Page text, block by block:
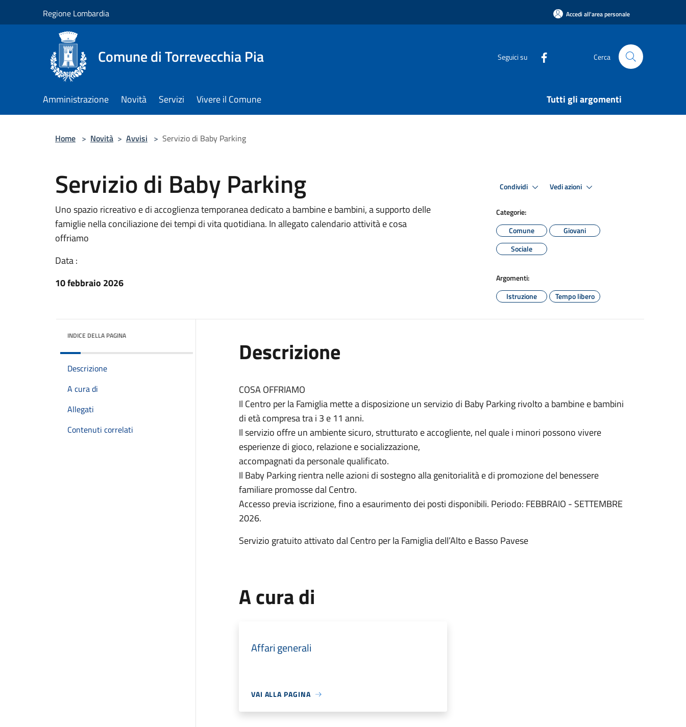
Regione Lombardia Accedi all'area personale
Comune di Torrevecchia Pia Seguici su Cerca
Amministrazione Novità Servizi Vivere il Comune Tutti gli argomenti
Home > Novità > Avvisi > Servizio di Baby Parking
Servizio di Baby Parking
Uno spazio ricreativo e di accoglienza temporanea dedicato a bambine e bambini, a supporto delle
famiglie nella conciliazione dei tempi di vita quotidiana. In allegato calendario attività e cosa
offriamo
Data :
10 febbraio 2026
Condividi Vedi azioni
Categorie:
Comune
Giovani
Sociale
Argomenti:
Istruzione
Tempo libero
INDICE DELLA PAGINA
Descrizione
A cura di
Allegati
Contenuti correlati
Descrizione
COSA OFFRIAMO
Il Centro per la Famiglia mette a disposizione un servizio di Baby Parking rivolto a bambine e bambini
di età compresa tra i 3 e 11 anni.
Il servizio offre un ambiente sicuro, strutturato e accogliente, nel quale i minori possono vivere
esperienze di gioco, relazione e socializzazione,
accompagnati da personale qualificato.
Il Baby Parking rientra nelle azioni di sostegno alla genitorialità e di promozione del benessere
familiare promosse dal Centro.
Accesso previa iscrizione, fino a esaurimento dei posti disponibili. Periodo: FEBBRAIO - SETTEMBRE
2026.
Servizio gratuito attivato dal Centro per la Famiglia dell’Alto e Basso Pavese
A cura di
Affari generali
VAI ALLA PAGINA